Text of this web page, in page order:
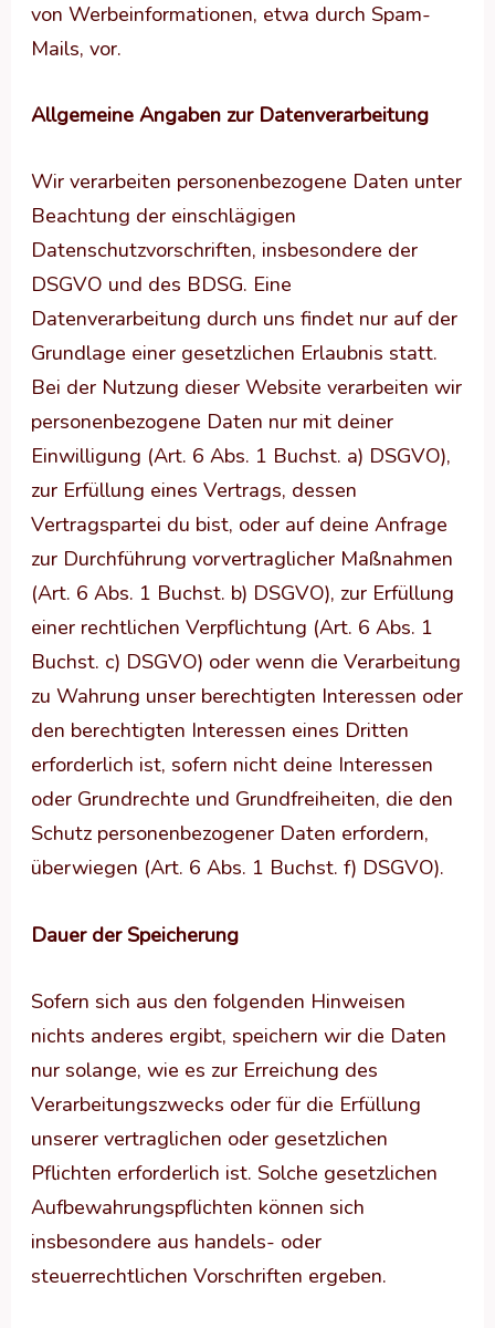
von Werbeinformationen, etwa durch Spam-
Mails, vor.
Allgemeine Angaben zur Datenverarbeitung
Wir verarbeiten personenbezogene Daten unter
Beachtung der einschlägigen
Datenschutzvorschriften, insbesondere der
DSGVO und des BDSG. Eine
Datenverarbeitung durch uns findet nur auf der
Grundlage einer gesetzlichen Erlaubnis statt.
Bei der Nutzung dieser Website verarbeiten wir
personenbezogene Daten nur mit deiner
Einwilligung (Art. 6 Abs. 1 Buchst. a) DSGVO),
zur Erfüllung eines Vertrags, dessen
Vertragspartei du bist, oder auf deine Anfrage
zur Durchführung vorvertraglicher Maßnahmen
(Art. 6 Abs. 1 Buchst. b) DSGVO), zur Erfüllung
einer rechtlichen Verpflichtung (Art. 6 Abs. 1
Buchst. c) DSGVO) oder wenn die Verarbeitung
zu Wahrung unser berechtigten Interessen oder
den berechtigten Interessen eines Dritten
erforderlich ist, sofern nicht deine Interessen
oder Grundrechte und Grundfreiheiten, die den
Schutz personenbezogener Daten erfordern,
überwiegen (Art. 6 Abs. 1 Buchst. f) DSGVO).
Dauer der Speicherung
Sofern sich aus den folgenden Hinweisen
nichts anderes ergibt, speichern wir die Daten
nur solange, wie es zur Erreichung des
Verarbeitungszwecks oder für die Erfüllung
unserer vertraglichen oder gesetzlichen
Pflichten erforderlich ist. Solche gesetzlichen
Aufbewahrungspflichten können sich
insbesondere aus handels- oder
steuerrechtlichen Vorschriften ergeben.